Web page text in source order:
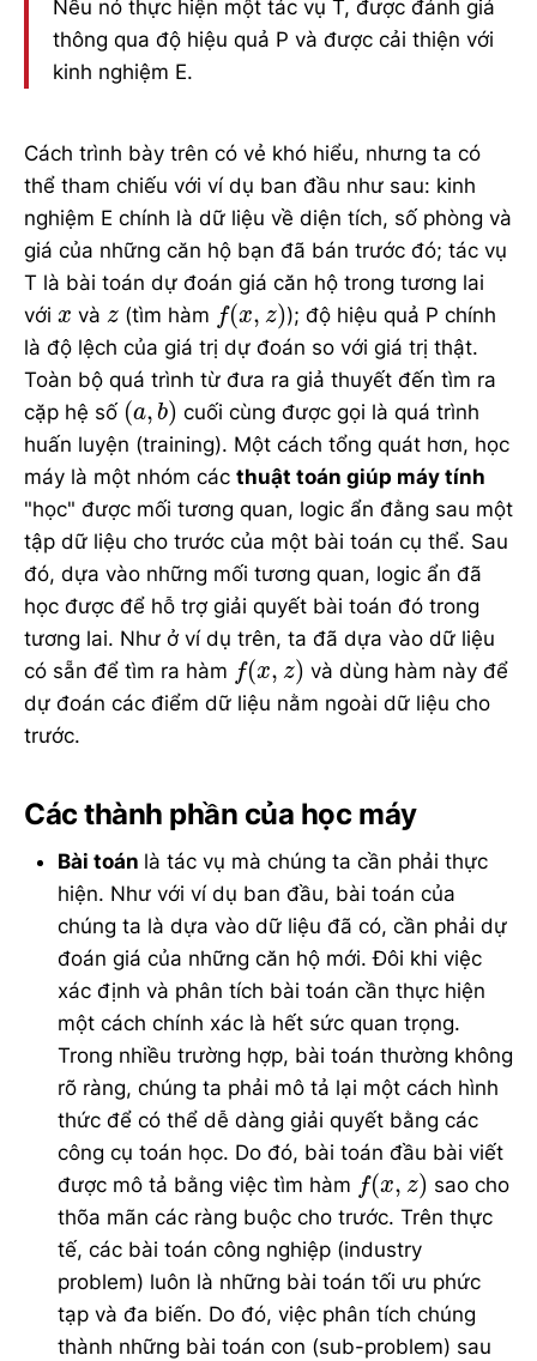
Nếu nó thực hiện một tác vụ T, được đánh giá
thông qua độ hiệu quả P và được cải thiện với
kinh nghiệm E.
Cách trình bày trên có vẻ khó hiểu, nhưng ta có
thể tham chiếu với ví dụ ban đầu như sau: kinh
nghiệm E chính là dữ liệu về diện tích, số phòng và
giá của những căn hộ bạn đã bán trước đó; tác vụ
T là bài toán dự đoán giá căn hộ trong tương lai
với x
x và z
z (tìm hàm f(x, z)
f(x, ) ); độ hiệu quả P chính
là độ lệch của giá trị dự đoán so với giá trị thật.
Toàn bộ quá trình từ đưa ra giả thuyết đến tìm ra
cặp hệ số (a, b)
( b) cuối cùng được gọi là quá trình
huấn luyện (training). Một cách tổng quát hơn, học
máy là một nhóm các thuật toán giúp máy tính
"học" được mối tương quan, logic ẩn đằng sau một
tập dữ liệu cho trước của một bài toán cụ thể. Sau
đó, dựa vào những mối tương quan, logic ẩn đã
học được để hỗ trợ giải quyết bài toán đó trong
tương lai. Như ở ví dụ trên, ta đã dựa vào dữ liệu
có sẵn để tìm ra hàm f(x, z)
f(x z
và dùng hàm này để
dự đoán các điểm dữ liệu nằm ngoài dữ liệu cho
trước.
Các thành phần của học máy
Bài toán là tác vụ mà chúng ta cần phải thực
hiện. Như với ví dụ ban đầu, bài toán của
chúng ta là dựa vào dữ liệu đã có, cần phải dự
đoán giá của những căn hộ mới. Đôi khi việc
xác định và phân tích bài toán cần thực hiện
một cách chính xác là hết sức quan trọng.
Trong nhiều trường hợp, bài toán thường không
rõ ràng, chúng ta phải mô tả lại một cách hình
thức để có thể dễ dàng giải quyết bằng các
công cụ toán học. Do đó, bài toán đầu bài viết
được mô tả bằng việc tìm hàm f(x, z)
f(x, )
sao cho
thõa mãn các ràng buộc cho trước. Trên thực
tế, các bài toán công nghiệp (industry
problem) luôn là những bài toán tối ưu phức
tạp và đa biến. Do đó, việc phân tích chúng
thành những bài toán con (sub-problem) sau